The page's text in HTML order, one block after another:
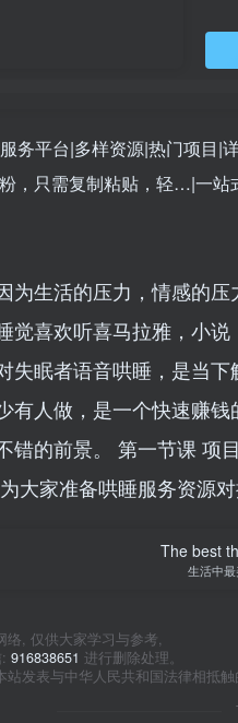
为生活的压力，情感的
觉喜欢听喜马拉雅，小
失眠者语音哄睡，是当
有人做，是一个快速赚
错的前景。 第一节课 项
大家准备哄睡服务资源对
The best
生活中
络, 仅供大家学习与参考,
916838651 进行删除处理。
发表与中华人民共和国法律相抵触